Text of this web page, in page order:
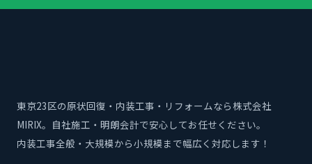
東京23区の原状回復・内装工事・リフォームなら株式会社
MIRIX。自社施工・明朗会計で安心してお任せください。
内装工事全般・大規模から小規模まで幅広く対応します！